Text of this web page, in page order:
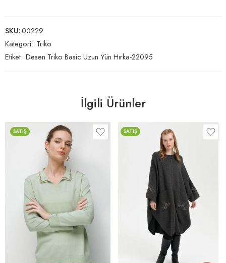
SKU:00229
Kategori: Triko
Etiket: Desen Triko Basic Uzun Yün Hırka-22095
İlgili Ürünler
SATIŞ
S.YEŞİLİ
SİYAH
SATIŞ
FÜME